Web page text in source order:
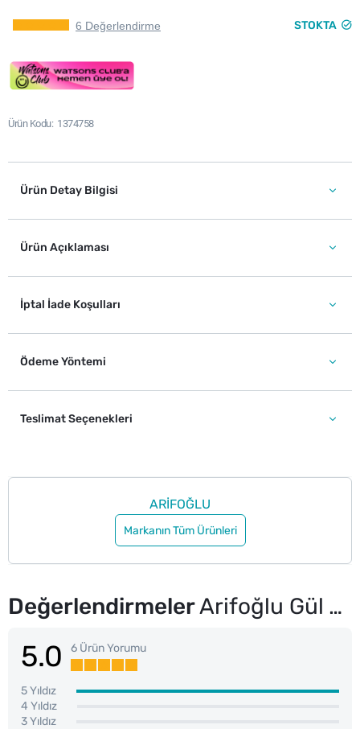
6 Değerlendirme STOKTA
Ürün Kodu 1374758
Ürün Detay Bilgisi
Ürün Açıklaması
İptal İade Koşulları
Ödeme Yöntemi
Teslimat Seçenekleri
ARİFOĞLU
Markanın Tüm Ürünleri
DeğerlendirmelerArifoğlu Gül Yağı 30 ml
5.0 6 Ürün Yorumu
5 Yıldız
4 Yıldız
3 Yıldız